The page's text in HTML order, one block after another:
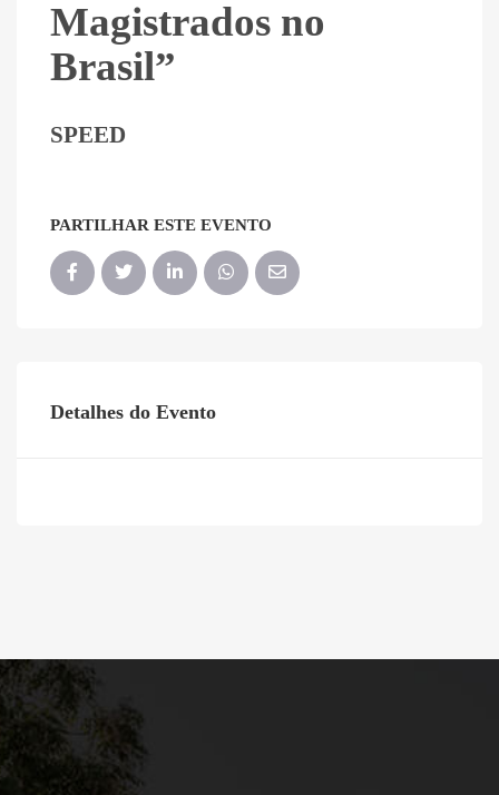
Magistrados no
Brasil”
SPEED
PARTILHAR ESTE EVENTO
Detalhes do Evento